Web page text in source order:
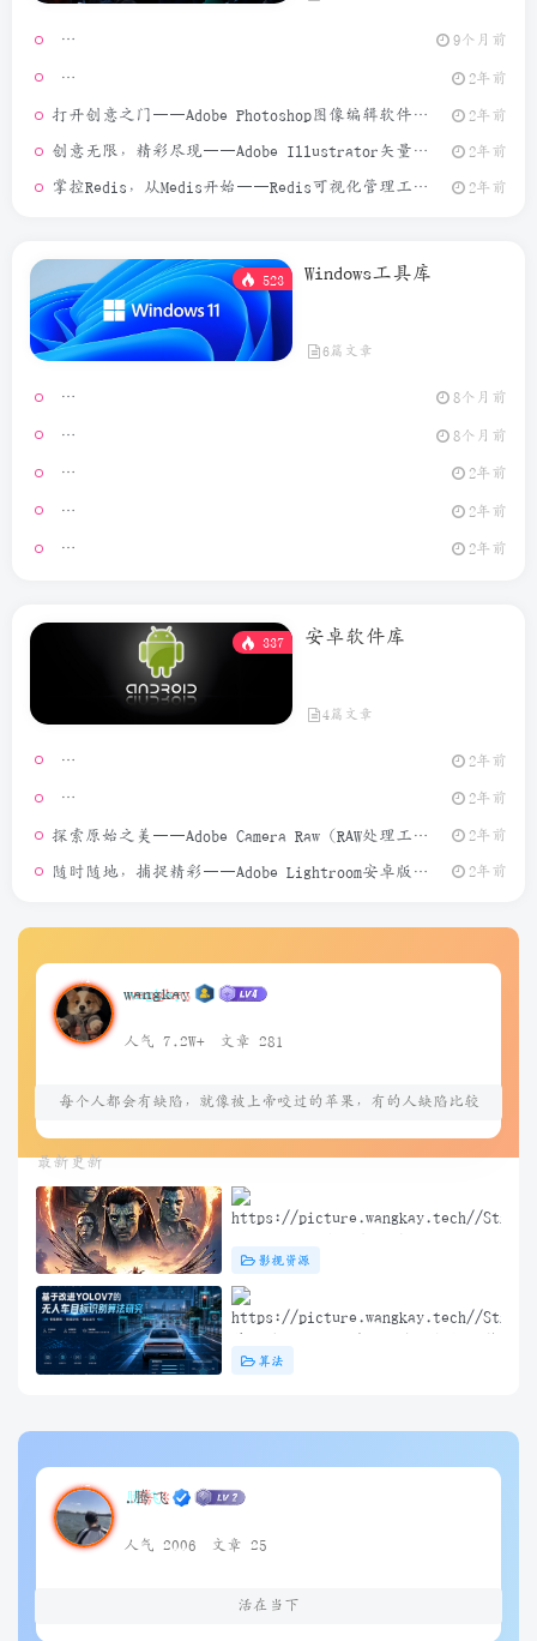
9个月前
2年前
打开创意之门——Adobe Photoshop图像编辑软件介绍 2年前
创意无限，精彩尽现——Adobe Illustrator矢量图形设计软件介绍 2年前
掌控Redis，从Medis开始——Redis可视化管理工具介绍 2年前
523 Windows工具库
6篇文章
Video
8个月前
MouseClick
8个月前
2年前
2年前
GeoPort
2年前
337 安卓软件库
4篇文章
2年前
模拟定位
2年前
探索原始之美——Adobe Camera Raw（RAW处理工具）介绍 2年前
随时随地，捕捉精彩——Adobe Lightroom安卓版介绍 2年前
wangkay
人气 7.2W+ 文章 281
每个人都会有缺陷，就像被上帝咬过的苹果，有的人缺陷比较
大，正是因为上帝特别喜欢他的芬芳
最新更新
中英双字 夸克&度盘&迅雷下载
影视资源
法研究（问答）
算法
.腾飞
人气 2006 文章 25
活在当下